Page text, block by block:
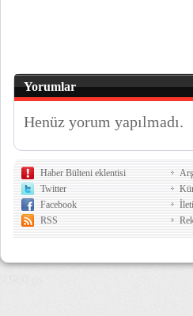
Yorumlar
Henüz yorum yapılmadı.
Haber Bülteni eklentisi
Twitter
Facebook
RSS